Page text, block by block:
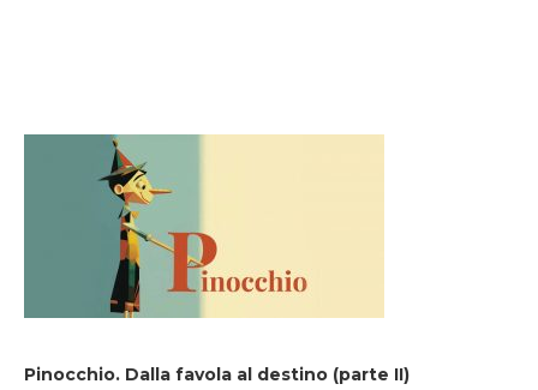
Pinocchio. Dalla favola al destino (parte II)